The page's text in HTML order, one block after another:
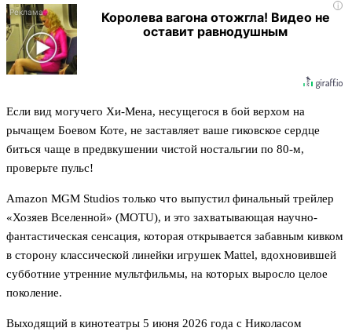
i
Королева вагона отожгла! Видео не
оставит равнодушным
Если вид могучего Хи-Мена, несущегося в бой верхом на
рычащем Боевом Коте, не заставляет ваше гиковское сердце
биться чаще в предвкушении чистой ностальгии по 80-м,
проверьте пульс!
Amazon MGM Studios только что выпустил финальный трейлер
«Хозяев Вселенной» (MOTU), и это захватывающая научно-
фантастическая сенсация, которая открывается забавным кивком
в сторону классической линейки игрушек Mattel, вдохновившей
субботние утренние мультфильмы, на которых выросло целое
поколение.
Выходящий в кинотеатры 5 июня 2026 года с Николасом